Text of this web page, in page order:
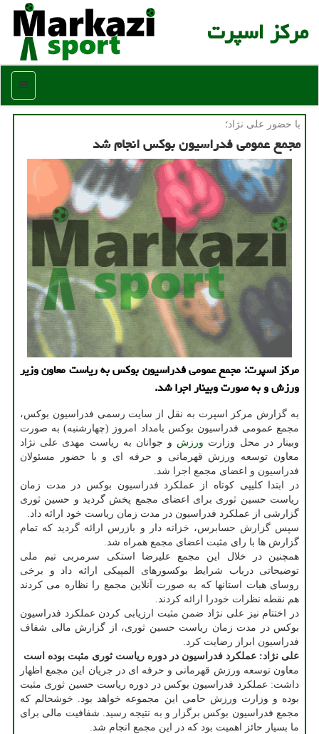
مركز اسپرت
منو
با حضور علی نژاد؛
مجمع عمومی فدراسیون بوكس انجام شد
مركز اسپرت: مجمع عمومی فدراسیون بوكس به ریاست معاون وزیر
ورزش و به صورت وبینار اجرا شد.
به گزارش مرکز اسپرت به نقل از سایت رسمی فدراسیون بوکس،
مجمع عمومی فدراسیون بوکس بامداد امروز (چهارشنبه) به صورت
وبینار در محل وزارت ورزش و جوانان به ریاست مهدی علی نژاد
معاون توسعه ورزش قهرمانی و حرفه ای و با حضور مسئولان
فدراسیون و اعضای مجمع اجرا شد.
در ابتدا کلیپی کوتاه از عملکرد فدراسیون بوکس در مدت زمان
ریاست حسین ثوری برای اعضای مجمع پخش گردید و حسین ثوری
گزارشی از عملکرد فدراسیون در مدت زمان ریاست خود ارائه داد.
سپس گزارش حسابرس، خزانه دار و بازرس ارائه گردید که تمام
گزارش ها با رای مثبت اعضای مجمع همراه شد.
همچنین در خلال این مجمع علیرضا استکی سرمربی تیم ملی
توضیحاتی درباب شرایط بوکسورهای المپیکی ارائه داد و برخی
روسای هیات استانها که به صورت آنلاین مجمع را نظاره می کردند
هم نقطه نظرات خودرا ارائه کردند.
در اختتام نیز علی نژاد ضمن مثبت ارزیابی کردن عملکرد فدراسیون
بوکس در مدت زمان ریاست حسین ثوری، از گزارش مالی شفاف
فدراسیون ابراز رضایت کرد.
علی نژاد: عملکرد فدراسیون در دوره ریاست ثوری مثبت بوده است
معاون توسعه ورزش قهرمانی و حرفه ای در جریان این مجمع اظهار
داشت: عملکرد فدراسیون بوکس در دوره ریاست حسین ثوری مثبت
بوده و وزارت ورزش حامی این مجموعه خواهد بود. خوشحالم که
مجمع فدراسیون بوکس برگزار و به نتیجه رسید. شفافیت مالی برای
ما بسیار حائز اهمیت بود که در این مجمع انجام شد.